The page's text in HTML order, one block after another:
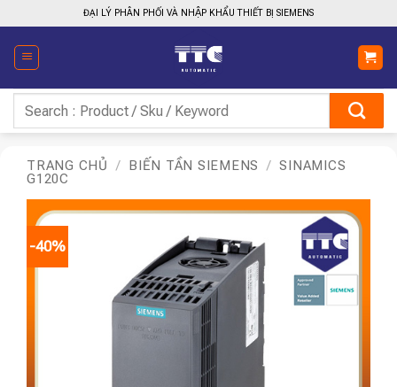
qua
nội
dung
ĐẠI LÝ PHÂN PHỐI VÀ NHẬP KHẨU THIẾT BỊ SIEMENS
kiếm:
TRANG CHỦ / BIẾN TẦN SIEMENS / SINAMICS
G120C
-40%